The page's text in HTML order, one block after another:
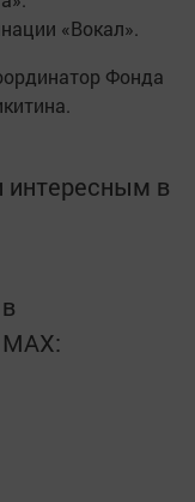
«Вокал».
Фонда
в